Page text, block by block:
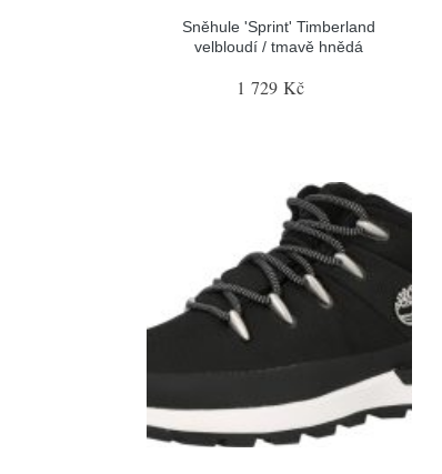
Sněhule 'Sprint' Timberland
velbloudí / tmavě hnědá
1 729 Kč